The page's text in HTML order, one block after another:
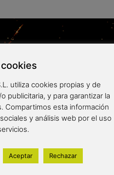
utiliza cookies propias y de
publicitaria, y para garantizar la
Compartimos esta información
y análisis web por el uso
Aceptar Rechazar